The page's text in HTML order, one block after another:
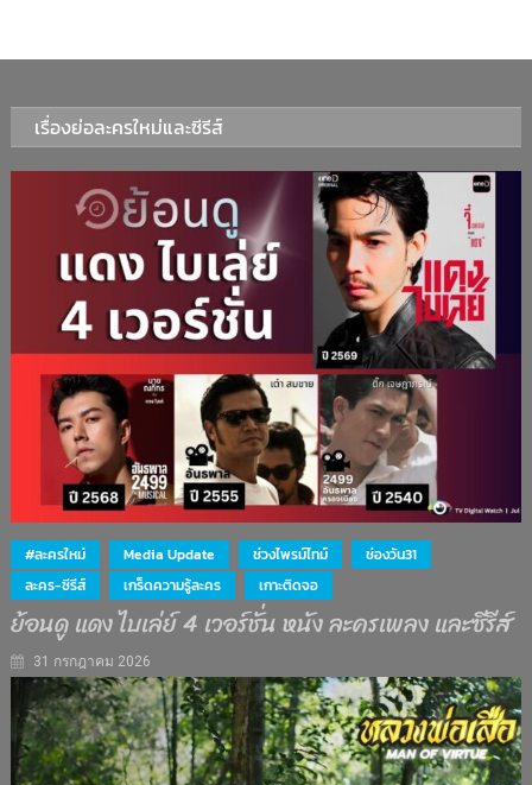
เรื่องย่อละครใหม่และซีรีส์
#ละครใหม่ Media Update ช่วงไพรม์ไทม์
ช่องวัน31
ละคร-ซีรีส์
เกร็ดความรู้ละคร เกาะติดจอ
ย้อนดู แดง ไบเล่ย์ 4 เวอร์ชั่น หนัง ละครเพลง และซีรีส์
31 กรกฎาคม 2026